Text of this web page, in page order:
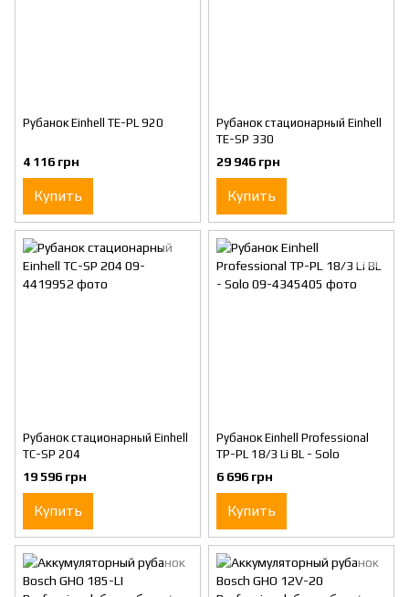
Рубанок Einhell TE-PL 920
4 116 грн
Купить
Рубанок стационарный Einhell
TE-SP 330
29 946 грн
Купить
Рубанок стационарный Einhell
TC-SP 204
19 596 грн
Купить
Рубанок Einhell Professional
TP-PL 18/3 Li BL - Solo
6 696 грн
Купить